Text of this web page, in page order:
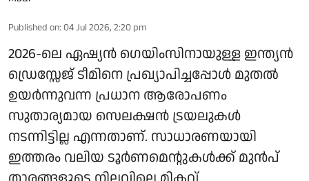
Published on: 04 Jul 2026, 2:20 pm
2026-ലെ ഏഷ്യന്‍ ഗെയിംസിനായുള്ള ഇന്ത്യന്‍
ഡ്രെസ്സേജ് ടീമിനെ പ്രഖ്യാപിച്ചപ്പോള്‍ മുതല്‍
ഉയര്‍ന്നുവന്ന പ്രധാന ആരോപണം
സുതാര്യമായ സെലക്ഷന്‍ ട്രയലുകള്‍
നടന്നിട്ടില്ല എന്നതാണ്. സാധാരണയായി
ഇത്തരം വലിയ ടൂര്‍ണമെന്റുകള്‍ക്ക് മുൻപ്